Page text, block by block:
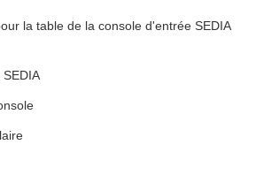
la table de la console d'entrée SEDIA